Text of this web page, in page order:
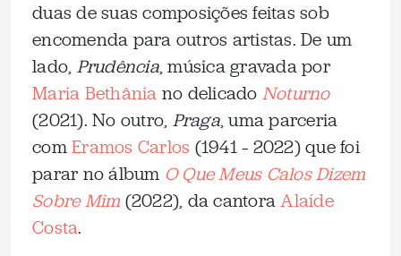
duas de suas composições feitas sob
encomenda para outros artistas. De um
lado, Prudência, música gravada por
Maria Bethânia no delicado Noturno
(2021). No outro, Praga, uma parceria
comEramos Carlos (1941 – 2022) que foi
parar no álbum O Que Meus Calos Dizem
Sobre Mim (2022), da cantoraAlaíde
Costa.